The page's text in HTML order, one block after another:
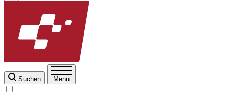
Suchen Menü